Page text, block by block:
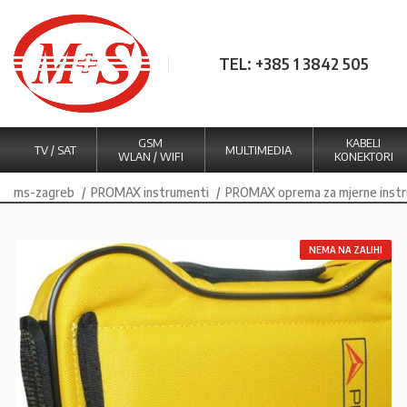
TEL: +385 1 3842 505
TV / SAT
GSM
WLAN / WIFI
MULTIMEDIA
KABELI
KONEKTORI
ms-zagreb PROMAX instrumenti PROMAX oprema za mjerne
NEMA NA ZALIHI